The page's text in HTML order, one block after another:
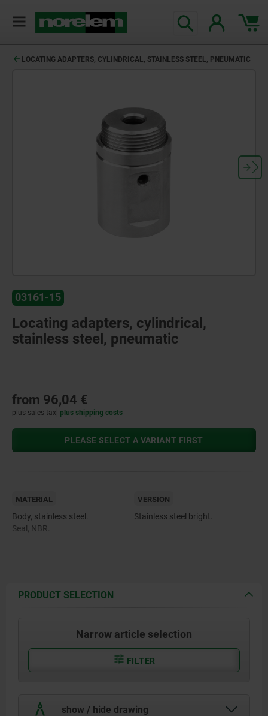
LOCATING ADAPTERS, CYLINDRICAL, STAINLESS STEEL, PNEUMATIC
03161-15
Locating adapters, cylindrical,
stainless steel, pneumatic
from 96,04 €
plus sales tax plus shipping costs
PLEASE SELECT A VARIANT FIRST
MATERIAL
Body, stainless steel.
Seal, NBR.
VERSION
Stainless steel bright.
PRODUCT SELECTION
Narrow article selection
FILTER
show / hide drawing